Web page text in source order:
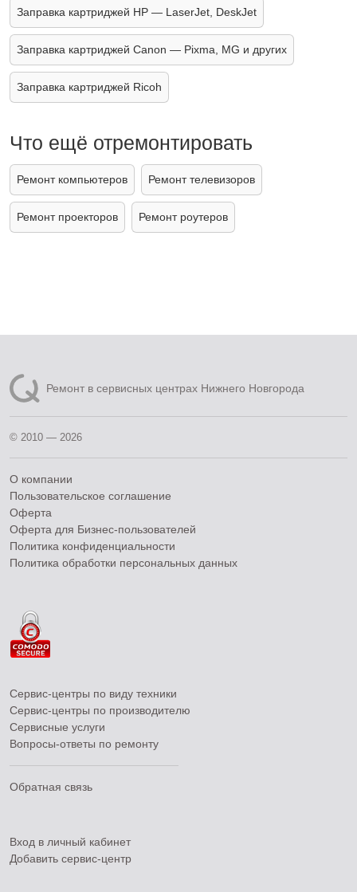
Заправка картриджей HP — LaserJet, DeskJet
Заправка картриджей Canon — Pixma, MG и других
Заправка картриджей Ricoh
Что ещё отремонтировать
Ремонт компьютеров Ремонт телевизоров
Ремонт проекторов Ремонт роутеров
Ремонт в сервисных центрах Нижнего Новгорода
© 2010 — 2026
О компании
Пользовательское соглашение
Оферта
Оферта для Бизнес-пользователей
Политика конфиденциальности
Политика обработки персональных данных
Сервис-центры по виду техники
Сервис-центры по производителю
Сервисные услуги
Вопросы-ответы по ремонту
Обратная связь
Вход в личный кабинет
Добавить сервис-центр